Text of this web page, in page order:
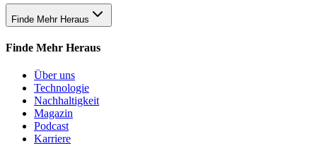
Finde Mehr Heraus
Finde Mehr Heraus
Über uns
Technologie
Nachhaltigkeit
Magazin
Podcast
Karriere